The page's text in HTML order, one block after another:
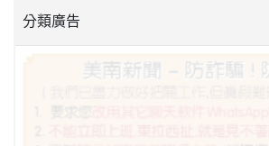
分類廣告